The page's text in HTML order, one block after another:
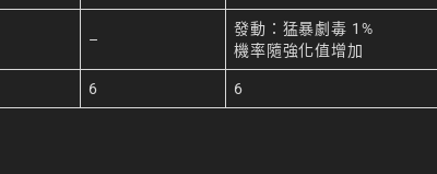
–
發動：猛暴劇毒 1%
機率隨強化值增加
6 6